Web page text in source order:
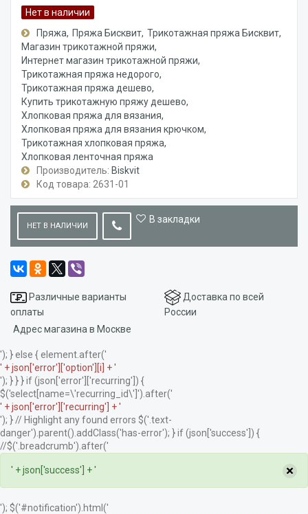
Нет в наличии
Пряжа
Пряжа Бисквит Трикотажная пряжа Бисквит
Магазин трикотажной пряжи
Интернет магазин трикотажной пряжи
Трикотажная пряжа недорого
Трикотажная пряжа дешево
Купить трикотажную пряжу дешево
Хлопковая пряжа для вязания
Хлопковая пряжа для вязания крючком
Трикотажная хлопковая пряжа
Хлопковая ленточная пряжа
Производитель: Biskvit
Код товара: 2631-01
НЕТ В НАЛИЧИИ
В закладки
Различные варианты
оплаты
Доставка по всей
России
Адрес магазина в Москве
'); } else { element.after('
' + json['error']['option'][i] + '
'); } } } if (json['error']['recurring']) {
$('select[name=\'recurring_id\']').after('
' + json['error']['recurring'] + '
'); } // Highlight any found errors $('.text-
danger').parent().addClass('has-error'); } if (json['success']) {
//$('.breadcrumb').after('
' + json['success'] + ' ×
'); $('#notification').html('